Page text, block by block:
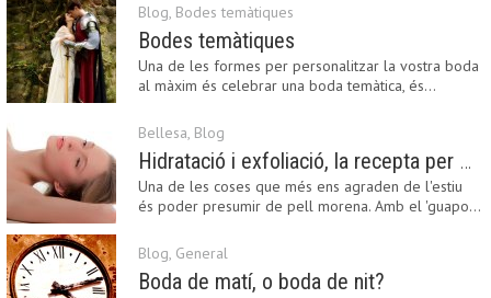
Blog, Bodes temàtiques
Bodes temàtiques
Una de les formes per personalitzar la vostra boda
al màxim és celebrar una boda temàtica, és…
Bellesa, Blog
Hidratació i exfoliació, la recepta per mantenir el bronzejat
Una de les coses que més ens agraden de l'estiu
és poder presumir de pell morena. Amb el 'guapo…
Blog, General
Boda de matí, o boda de nit?